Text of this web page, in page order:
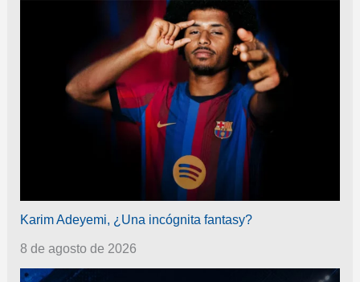
Karim Adeyemi, ¿Una incógnita fantasy?
8 de agosto de 2026